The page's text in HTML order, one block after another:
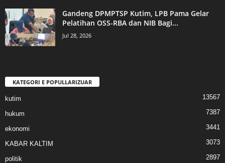
Gandeng DPMPTSP Kutim, LPB Pama Gelar
Pelatihan OSS-RBA dan NIB Bagi...
Jul 28, 2026
KATEGORI E POPULLARIZUAR
kutim 13567
hukum 7387
ekonomi 3441
KABAR KALTIM 3073
politik 2897